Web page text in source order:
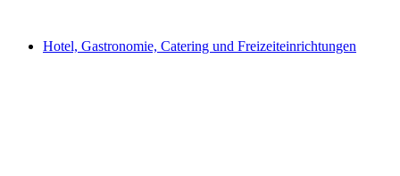
Hotel, Gastronomie, Catering und Freizeiteinrichtungen